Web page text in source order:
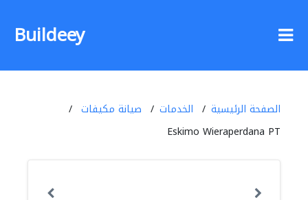
Buildeey
الصفحة الرئيسية الخدمات
صيانة مكيفات
Eskimo Wieraperdana PT